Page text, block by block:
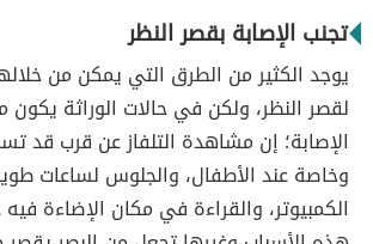
تجنب الإصابة بقصر النظر
يوجد الكثير من الطرق التي يمكن من
لقصر النظر، ولكن في حالات الوراثة
الإصابة؛ إن مشاهدة التلفاز عن قرب قد
وخاصة عند الأطفال، والجلوس لساعات
الكمبيوتر، والقراءة في مكان الإضاءة